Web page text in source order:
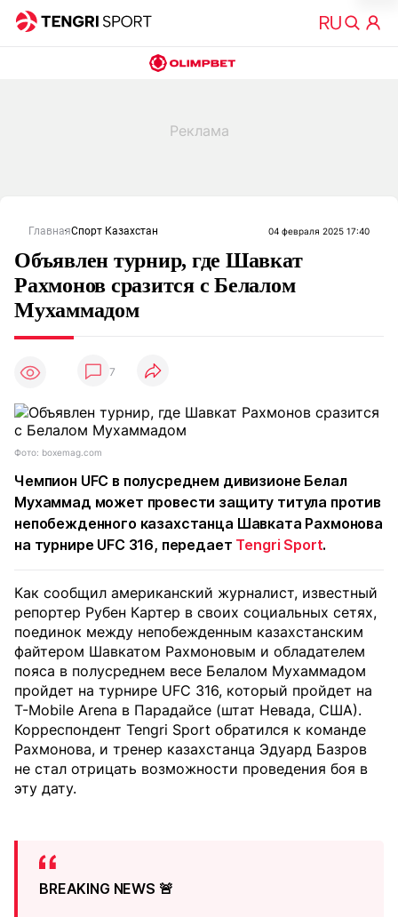
ГлавнаяСпорт Казахстан 04 февраля 2025 17:40
Объявлен турнир, где Шавкат
Рахмонов сразится с Белалом
Мухаммадом
7
Фото: boxemag.com
Чемпион UFC в полусреднем дивизионе Белал
Мухаммад может провести защиту титула против
непобежденного казахстанца Шавката Рахмонова
на турнире UFC 316, передает Tengri Sport.
Как сообщил американский журналист, известный
репортер Рубен Картер в своих социальных сетях,
поединок между непобежденным казахстанским
файтером Шавкатом Рахмоновым и обладателем
пояса в полусреднем весе Белалом Мухаммадом
пройдет на турнире UFC 316, который пройдет на
T-Mobile Arena в Парадайсе (штат Невада, США).
Корреспондент Tengri Sport обратился к команде
Рахмонова, и тренер казахстанца Эдуард Базров
не стал отрицать возможности проведения боя в
эту дату.
BREAKING NEWS 🚨